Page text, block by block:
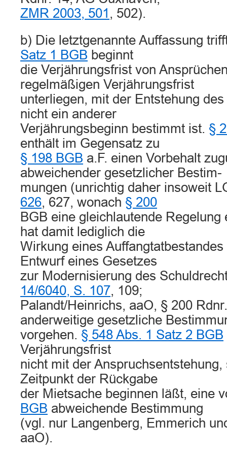
ZMR 2003, 501 , 502).
b) Die letztgenannte Auffassung
Satz 1 BGB beginnt
die Verjährungsfrist von
regelmäßigen Verjährungsfrist
unterliegen, mit der Entstehung
nicht ein anderer
Verjährungsbeginn bestimmt ist. §
enthält im Gegensatz zu
§ 198 BGB a.F. einen Vorbehalt
abweichender gesetzlicher Bestim-
mungen (unrichtig daher insoweit
626, 627, wonach § 200
BGB eine gleichlautende
hat damit lediglich die
Wirkung eines
Entwurf eines Gesetzes
zur Modernisierung des
14/6040, S. 107, 109;
Palandt/Heinrichs, aaO, § 200
anderweitige gesetzliche
vorgehen. § 548 Abs. 1 Satz 2 BGB
Verjährungsfrist
nicht mit der
Zeitpunkt der Rückgabe
der Mietsache beginnen läßt, eine
BGB abweichende Bestimmung
(vgl. nur Langenberg, Emmerich
aaO).